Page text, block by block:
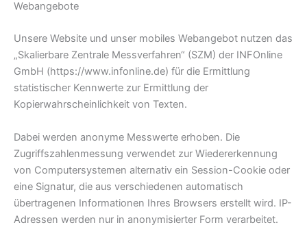
Webangebote
Unsere Website und unser mobiles Webangebot nutzen das
„Skalierbare Zentrale Messverfahren“ (SZM) der INFOnline
GmbH (https://www.infonline.de) für die Ermittlung
statistischer Kennwerte zur Ermittlung der
Kopierwahrscheinlichkeit von Texten.
Dabei werden anonyme Messwerte erhoben. Die
Zugriffszahlenmessung verwendet zur Wiedererkennung
von Computersystemen alternativ ein Session-Cookie oder
eine Signatur, die aus verschiedenen automatisch
übertragenen Informationen Ihres Browsers erstellt wird. IP-
Adressen werden nur in anonymisierter Form verarbeitet.